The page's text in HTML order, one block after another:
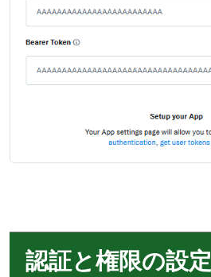
認証と権限の設定